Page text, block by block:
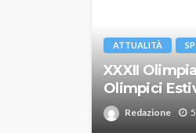
ATTUALITÀ
XXXII
Olimpici
Redazione